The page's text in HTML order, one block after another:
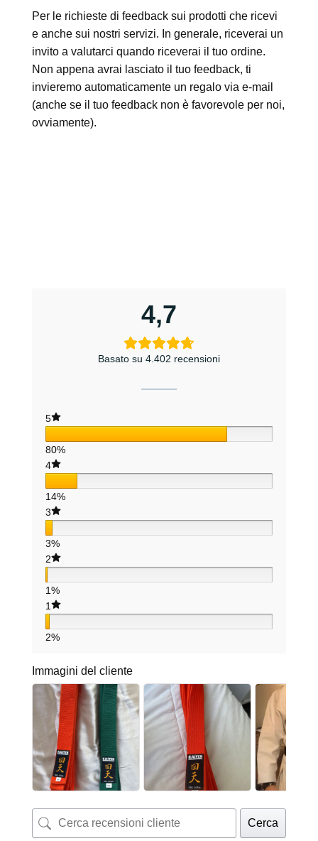
Per le richieste di feedback sui prodotti che ricevi
e anche sui nostri servizi. In generale, riceverai un
invito a valutarci quando riceverai il tuo ordine.
Non appena avrai lasciato il tuo feedback, ti
invieremo automaticamente un regalo via e-mail
(anche se il tuo feedback non è favorevole per noi,
ovviamente).
4,7
Basato su 4.402 recensioni
5
80%
4
14%
3
3%
2
1%
1
2%
Immagini del cliente
Cerca